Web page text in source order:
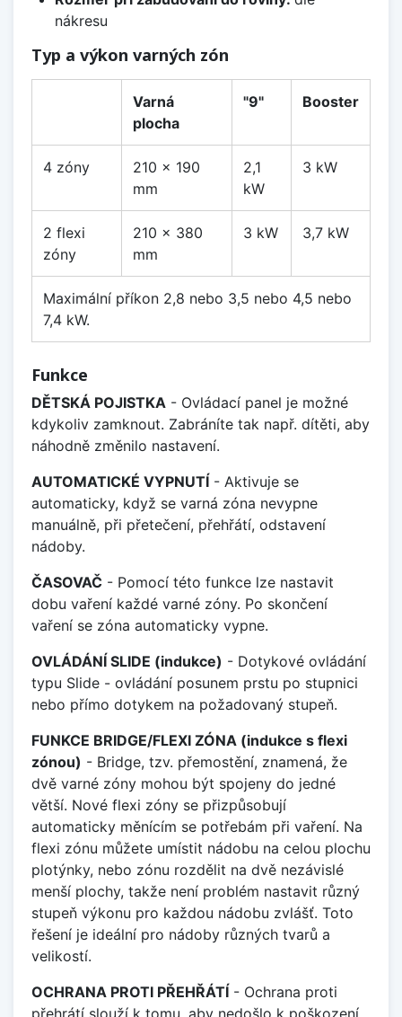
nákresu
Typ a výkon varných zón
Varná
plocha
"9" Booster
4 zóny
210 x 190
mm
2,1
kW
3 kW
2 flexi
zóny
210 x 380
mm
3 kW 3,7 kW
Maximální příkon 2,8 nebo 3,5 nebo 4,5 nebo
7,4 kW.
Funkce
DĚTSKÁ POJISTKA - Ovládací panel je možné
kdykoliv zamknout. Zabráníte tak např. dítěti, aby
náhodně změnilo nastavení.
AUTOMATICKÉ VYPNUTÍ - Aktivuje se
automaticky, když se varná zóna nevypne
manuálně, při přetečení, přehřátí, odstavení
nádoby.
ČASOVAČ - Pomocí této funkce lze nastavit
dobu vaření každé varné zóny. Po skončení
vaření se zóna automaticky vypne.
OVLÁDÁNÍ SLIDE (indukce) - Dotykové ovládání
typu Slide - ovládání posunem prstu po stupnici
nebo přímo dotykem na požadovaný stupeň.
FUNKCE BRIDGE/FLEXI ZÓNA (indukce s flexi
zónou) - Bridge, tzv. přemostění, znamená, že
dvě varné zóny mohou být spojeny do jedné
větší. Nové flexi zóny se přizpůsobují
automaticky měnícím se potřebám při vaření. Na
flexi zónu můžete umístit nádobu na celou plochu
plotýnky, nebo zónu rozdělit na dvě nezávislé
menší plochy, takže není problém nastavit různý
stupeň výkonu pro každou nádobu zvlášť. Toto
řešení je ideální pro nádoby různých tvarů a
velikostí.
OCHRANA PROTI PŘEHŘÁTÍ - Ochrana proti